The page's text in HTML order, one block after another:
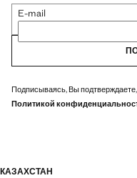
E-mail
Подписываясь, Вы
Политикой
КАЗАХСТАН